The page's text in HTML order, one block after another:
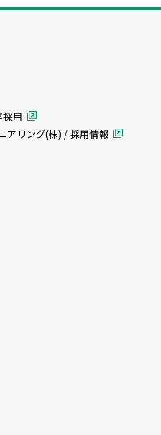
採用
アリング(株) / 採用情報